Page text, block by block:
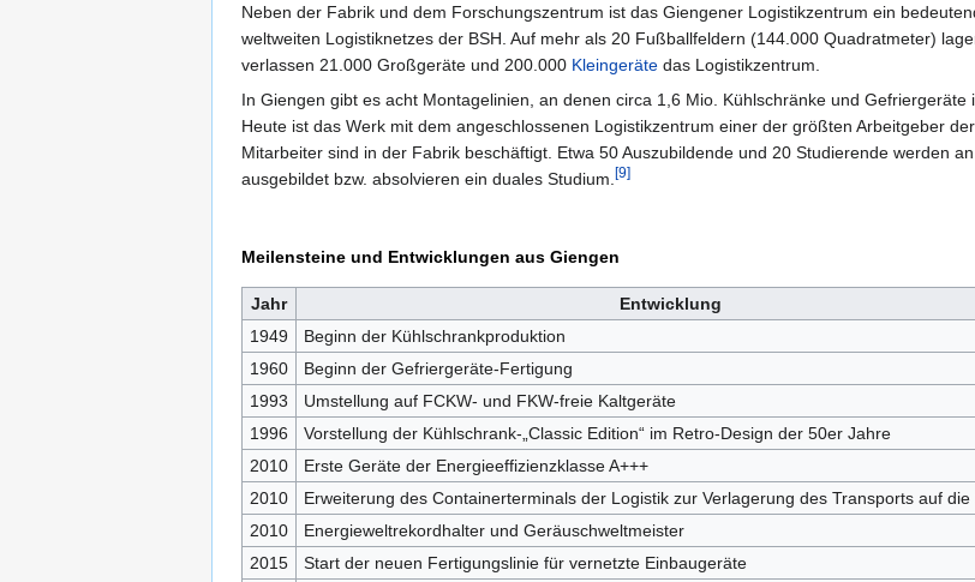
Neben der Fabrik und dem Forschungszentrum ist das Giengener Logistikzentrum ein
weltweiten Logistiknetzes der BSH. Auf mehr als 20 Fußballfeldern (144.000 Quadratmeter)
verlassen 21.000 Großgeräte und 200.000 Kleingeräte das Logistikzentrum.
In Giengen gibt es acht Montagelinien, an denen circa 1,6 Mio. Kühlschränke und Gefriergeräte
Heute ist das Werk mit dem angeschlossenen Logistikzentrum einer der größten Arbeitgeber
Mitarbeiter sind in der Fabrik beschäftigt. Etwa 50 Auszubildende und 20 Studierende werden
ausgebildet bzw. absolvieren ein duales Studium. [9]
Meilensteine und Entwicklungen aus Giengen
Jahr
Entwicklung
1949
Beginn der Kühlschrankproduktion
1960
Beginn der Gefriergeräte-Fertigung
1993
Umstellung auf FCKW- und FKW-freie Kaltgeräte
1996
Vorstellung der Kühlschrank-„Classic Edition“ im Retro-Design der 50er Jahre
2010
Erste Geräte der Energieeffizienzklasse A+++
2010
Erweiterung des Containerterminals der Logistik zur Verlagerung des Transports auf die
2010
Energieweltrekordhalter und Geräuschweltmeister
2015
Start der neuen Fertigungslinie für vernetzte Einbaugeräte